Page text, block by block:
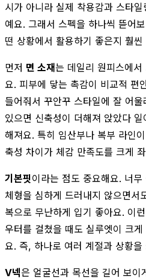
시가 아니라 실제 착용감과 스타
예요. 그래서 스펙을 하나씩 뜯어
떤 상황에서 활용하기 좋은지 훨씬
먼저 면 소재는 데일리 원피스에
요. 피부에 닿는 촉감이 비교적 편
들어줘서 꾸안꾸 스타일에 잘 어울
있으면 신축성이 더해져 앉았다
해져요. 특히 임산부나 복부 라인
축성 차이가 체감 만족도를 크게
기본핏이라는 점도 중요해요. 너
체형을 심하게 드러내지 않으면서
복으로 무난하게 입기 좋아요. 이
우터를 걸쳤을 때도 실루엣이 크
요. 즉, 하나로 여러 계절과 상황을
V넥은 얼굴선과 목선을 길어 보이